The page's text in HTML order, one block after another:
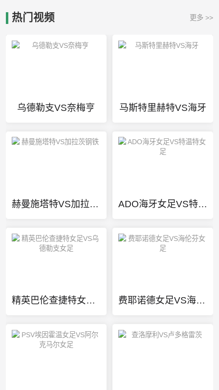
热门视频 更多 >>
乌德勒支VS奈梅亨 马斯特里赫特VS海牙
赫曼施塔特VS加拉茨钢铁 ADO海牙女足VS特温特女足
精英巴伦查捷特女足VS乌德勒支女足 费耶诺德女足VS海伦芬女足